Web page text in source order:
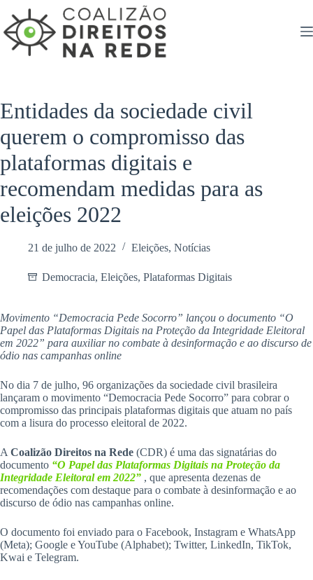
para
o
conteúdo
Entidades da sociedade civil
querem o compromisso das
plataformas digitais e
recomendam medidas para as
eleições 2022
21 de julho de 2022 Eleições, Notícias
Democracia, Eleições, Plataformas Digitais
Movimento “Democracia Pede Socorro” lançou o documento “O
Papel das Plataformas Digitais na Proteção da Integridade Eleitoral
em 2022” para auxiliar no combate à desinformação e ao discurso de
ódio nas campanhas online
No dia 7 de julho, 96 organizações da sociedade civil brasileira
lançaram o movimento “Democracia Pede Socorro” para cobrar o
compromisso das principais plataformas digitais que atuam no país
com a lisura do processo eleitoral de 2022.
A Coalizão Direitos na Rede (CDR) é uma das signatárias do
documento “O Papel das Plataformas Digitais na Proteção da
Integridade Eleitoral em 2022” , que apresenta dezenas de
recomendações com destaque para o combate à desinformação e ao
discurso de ódio nas campanhas online.
O documento foi enviado para o Facebook, Instagram e WhatsApp
(Meta); Google e YouTube (Alphabet); Twitter, LinkedIn, TikTok,
Kwai e Telegram.